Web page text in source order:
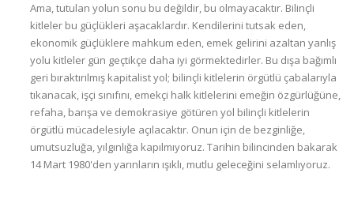
Ama, tutulan yolun sonu bu değildir, bu olmayacaktır. Bilinçli
kitleler bu güçlükleri aşacaklardır. Kendilerini tutsak eden,
ekonomik güçlüklere mahkum eden, emek gelirini azaltan yanlış
yolu kitleler gün geçtikçe daha iyi görmektedirler. Bu dışa bağımlı
geri bıraktırılmış kapitalist yol; bilinçli kitlelerin örgütlü çabalarıyla
tıkanacak, işçi sınıfını, emekçi halk kitlelerini emeğin özgürlüğüne,
refaha, barışa ve demokrasiye götüren yol bilinçli kitlelerin
örgütlü mücadelesiyle açılacaktır. Onun için de bezginliğe,
umutsuzluğa, yılgınlığa kapılmıyoruz. Tarihin bilincinden bakarak
14 Mart 1980'den yarınların ışıklı, mutlu geleceğini selamlıyoruz.